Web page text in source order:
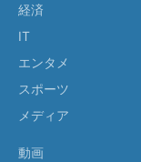
経済
IT
エンタメ
スポーツ
メディア
動画